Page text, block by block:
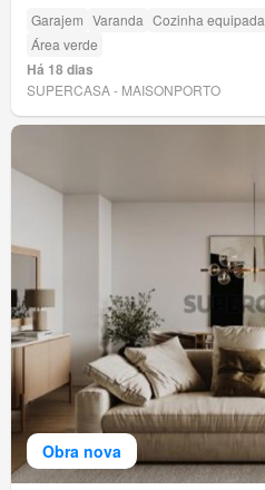
Garajem Varanda Cozinha equipada
Área verde
Há 18 dias
SUPERCASA - MAISONPORTO
Obra nova